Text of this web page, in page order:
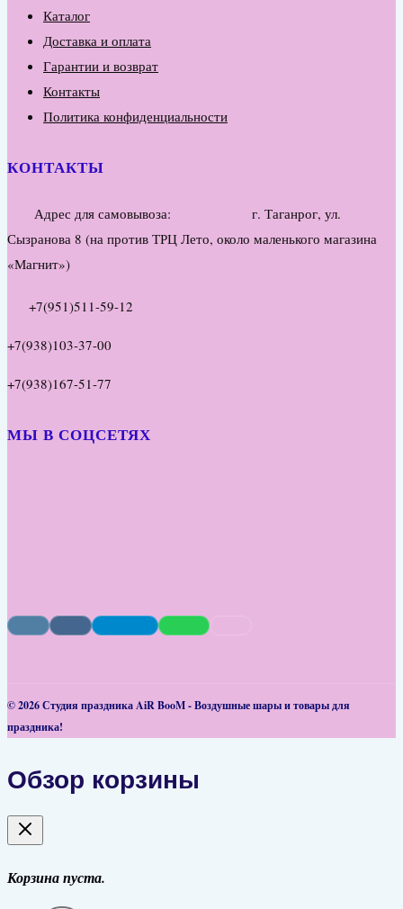
Каталог
Доставка и оплата
Гарантии и возврат
Контакты
Политика конфиденциальности
КОНТАКТЫ
Адрес для самовывоза: г. Таганрог, ул.
Сызранова 8 (на против ТРЦ Лето, около маленького магазина
«Магнит»)
+7(951)511-59-12
+7(938)103-37-00
+7(938)167-51-77
МЫ В СОЦСЕТЯХ
© 2026 Студия праздника AiR BooM - Воздушные шары и товары для
праздника!
Обзор корзины
Корзина пуста.